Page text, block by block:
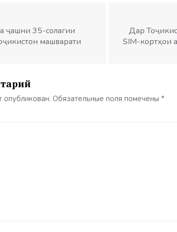
ҷашни 35-солагии
машварати
Дар
SIM-кортҳои
Обязательные поля помечены *